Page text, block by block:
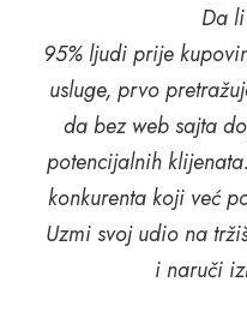
Da
95% ljudi prije
usluge, prvo
da bez web sajta
potencijalnih
konkurenta koji već
Uzmi svoj udio na
i naruči